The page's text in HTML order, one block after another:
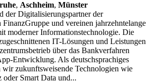
, Aschheim, Münster
der Digitalisierungspartner der
FinanzGruppe und vereinen jahrzehntelange
moderner Informationstechnologie. Die
IT-Lösungen und Leistungen
über das Bankverfahren
Entwicklung. Als deutschsprachiges
wir zukunftsweisende Technologien wie
Smart Data und...